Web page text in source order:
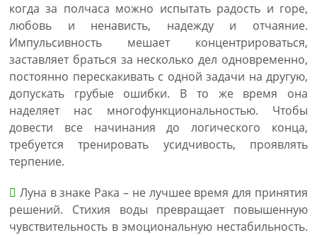
когда за полчаса можно испытать радость и горе,
любовь и ненависть, надежду и отчаяние.
Импульсивность мешает концентрироваться,
заставляет браться за несколько дел одновременно,
постоянно перескакивать с одной задачи на другую,
допускать грубые ошибки. В то же время она
наделяет нас многофункциональностью. Чтобы
довести все начинания до логического конца,
требуется тренировать усидчивость, проявлять
терпение.
Луна в знаке Рака – не лучшее время для принятия
решений. Стихия воды превращает повышенную
чувствительность в эмоциональную нестабильность.